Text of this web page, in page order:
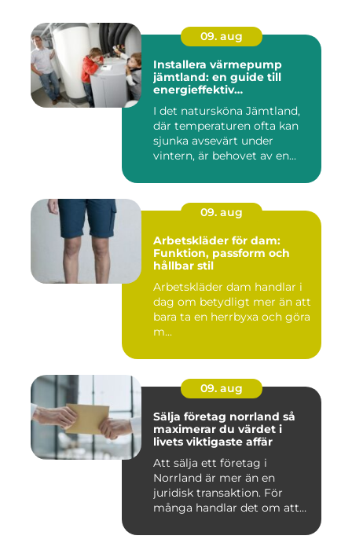
09. aug
Installera värmepump
jämtland: en guide till
energieffektiv
I det natursköna Jämtland,
där temperaturen ofta kan
sjunka avsevärt under
vintern, är behovet av en...
09. aug
Arbetskläder för dam:
Funktion, passform och
hållbar stil
Arbetskläder dam handlar i
dag om betydligt mer än att
bara ta en herrbyxa och göra
m...
09. aug
Sälja företag norrland så
maximerar du värdet i
livets viktigaste affär
Att sälja ett företag i
Norrland är mer än en
juridisk transaktion. För
många handlar det om att